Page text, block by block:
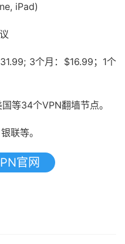
iPad)
3个月：$16.99；1个
等34个VPN翻墙节点。
联等。
官网